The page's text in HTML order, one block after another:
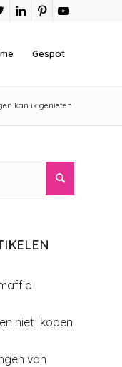
Gespot
kan ik genieten
niet kopen
van